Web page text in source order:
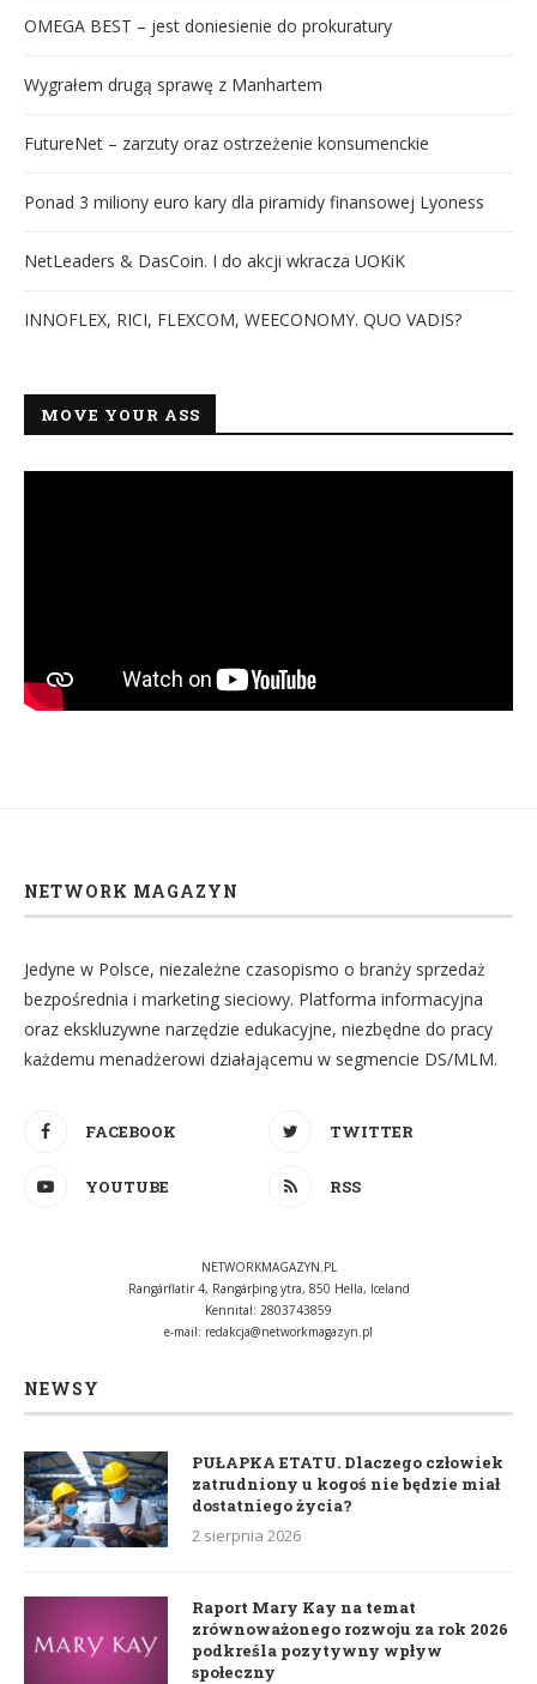
OMEGA BEST – jest doniesienie do prokuratury
Wygrałem drugą sprawę z Manhartem
FutureNet – zarzuty oraz ostrzeżenie konsumenckie
Ponad 3 miliony euro kary dla piramidy finansowej Lyoness
NetLeaders & DasCoin. I do akcji wkracza UOKiK
INNOFLEX, RICI, FLEXCOM, WEECONOMY. QUO VADIS?
MOVE YOUR ASS
NETWORK MAGAZYN
Jedyne w Polsce, niezależne czasopismo o branży sprzedaż
bezpośrednia i marketing sieciowy. Platforma informacyjna
oraz ekskluzywne narzędzie edukacyjne, niezbędne do pracy
każdemu menadżerowi działającemu w segmencie DS/MLM.
FACEBOOK TWITTER
YOUTUBE RSS
NETWORKMAGAZYN.PL
Rangárflatir 4, Rangárþing ytra, 850 Hella, Iceland
Kennital: 2803743859
e-mail: redakcja@networkmagazyn.pl
NEWSY
PUŁAPKA ETATU. Dlaczego człowiek
zatrudniony u kogoś nie będzie miał
dostatniego życia?
2 sierpnia 2026
Raport Mary Kay na temat
zrównoważonego rozwoju za rok 2026
podkreśla pozytywny wpływ
społeczny